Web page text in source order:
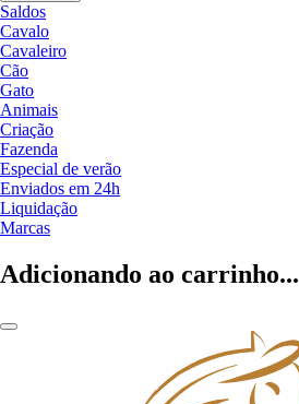
Saldos
Cavalo
Cavaleiro
Cão
Gato
Animais
Criação
Fazenda
Especial de verão
Enviados em 24h
Liquidação
Marcas
Adicionando ao carrinho...